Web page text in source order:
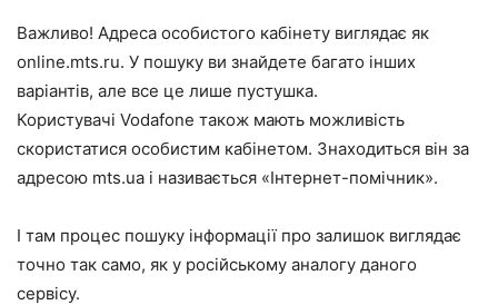
Важливо! Адреса особистого кабінету виглядає як
online.mts.ru. У пошуку ви знайдете багато інших
варіантів, але все це лише пустушка.
Користувачі Vodafone також мають можливість
скористатися особистим кабінетом. Знаходиться він за
адресою mts.ua і називається «Інтернет-помічник».
І там процес пошуку інформації про залишок виглядає
точно так само, як у російському аналогу даного
сервісу.